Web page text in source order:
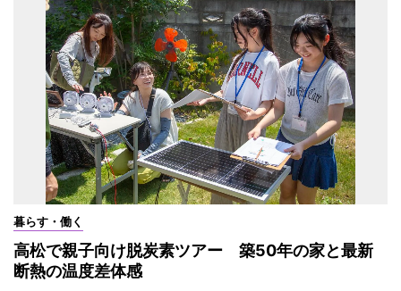
暮らす・働く
高松で親子向け脱炭素ツアー 築50年の家と最新
断熱の温度差体感